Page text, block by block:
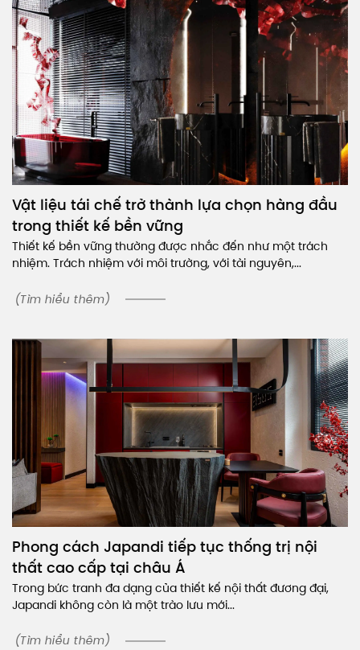
Vật liệu tái chế trở thành lựa chọn hàng đầu
trong thiết kế bền vững
Thiết kế bền vững thường được nhắc đến như một trách
nhiệm. Trách nhiệm với môi trường, với tài nguyên,...
(Tìm hiểu thêm)
Phong cách Japandi tiếp tục thống trị nội
thất cao cấp tại châu Á
Trong bức tranh đa dạng của thiết kế nội thất đương đại,
Japandi không còn là một trào lưu mới...
(Tìm hiểu thêm)